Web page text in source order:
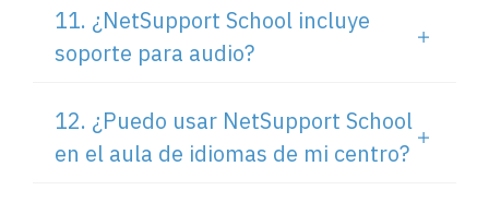
11. ¿NetSupport School incluye
soporte para audio?
12. ¿Puedo usar NetSupport School
en el aula de idiomas de mi centro?